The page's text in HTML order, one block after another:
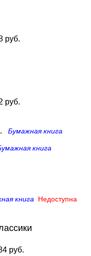
руб.
руб.
Бумажная книга
книга
книга Недоступна
руб.